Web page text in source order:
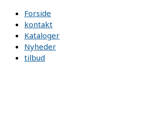
Forside
kontakt
Kataloger
Nyheder
tilbud